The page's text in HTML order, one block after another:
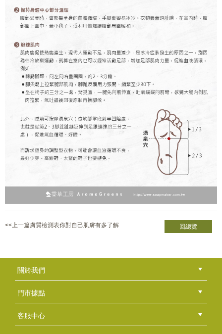
<<上一篇膚質檢測表你對自己肌膚有多了解 回總覽
關於我們
公司簡介
品牌故事
最新消息
隱私權聲明
版權聲明
門市據點
總部
北區
中區
南區
東區
海外
客服中心